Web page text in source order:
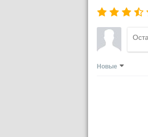
Новые